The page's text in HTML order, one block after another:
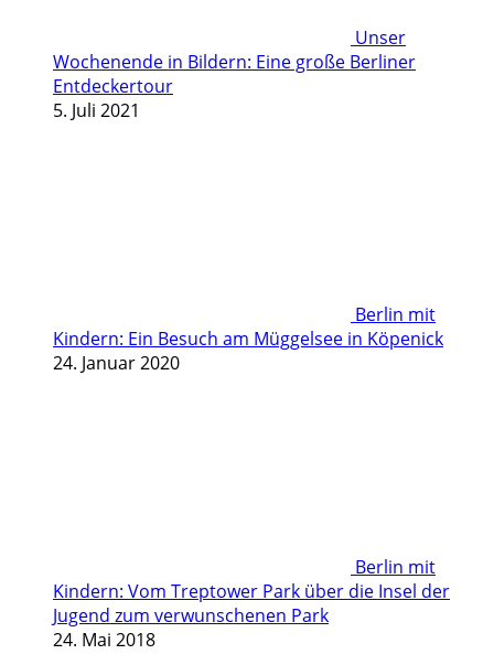
Unser
Wochenende in Bildern: Eine große Berliner
Entdeckertour
5. Juli 2021
Berlin mit
Kindern: Ein Besuch am Müggelsee in Köpenick
24. Januar 2020
Berlin mit
Kindern: Vom Treptower Park über die Insel der
Jugend zum verwunschenen Park
24. Mai 2018